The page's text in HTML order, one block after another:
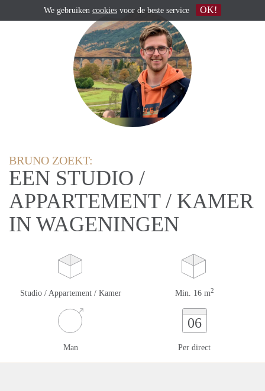
BRUNO ZOEKT:
EEN STUDIO /
APPARTEMENT / KAMER
IN WAGENINGEN
Studio / Appartement / Kamer Min. 16 m2
Man
06
Per direct
We gebruiken cookies voor de beste service OK!